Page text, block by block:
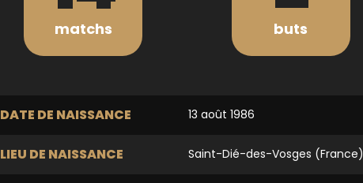
matchs buts
DATE DE NAISSANCE 13 août 1986
LIEU DE NAISSANCE Saint-Dié-des-Vosges (France)